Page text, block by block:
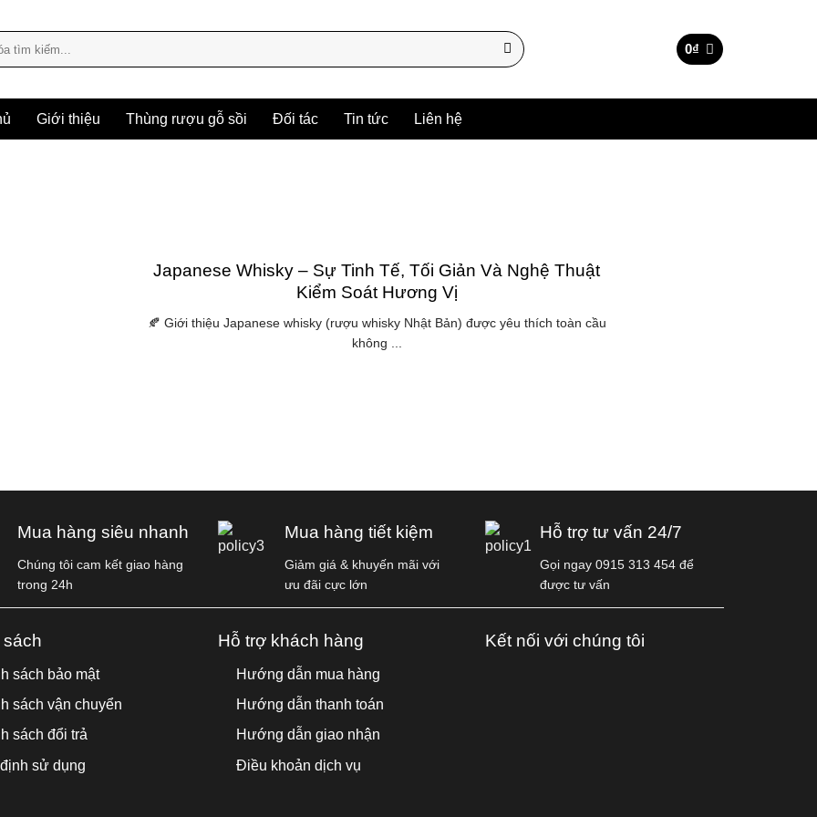
0₫
Giới thiệu Thùng rượu gỗ sồi Đối tác Tin tức Liên hệ
Japanese Whisky – Sự Tinh Tế, Tối Giản Và Nghệ Thuật
Kiểm Soát Hương Vị
🍂 Giới thiệu Japanese whisky (rượu whisky Nhật Bản) được yêu thích toàn cầu
không ...
Mua hàng siêu nhanh
Chúng tôi cam kết giao hàng
trong 24h
Mua hàng tiết kiệm
Giảm giá & khuyến mãi với
ưu đãi cực lớn
Hỗ trợ tư vấn 24/7
Gọi ngay 0915 313 454 để
được tư vấn
sách bảo mật
sách vận chuyển
sách đổi trả
sử dụng
Hỗ trợ khách hàng
Hướng dẫn mua hàng
Hướng dẫn thanh toán
Hướng dẫn giao nhận
Điều khoản dịch vụ
Kết nối với chúng tôi